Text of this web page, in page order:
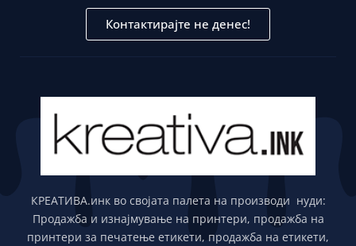
Контактирајте не денес!
КРЕАТИВА.инк во својата палета на производи нуди:
Продажба и изнајмување на принтери, продажба на
принтери за печатење етикети, продажба на етикети,